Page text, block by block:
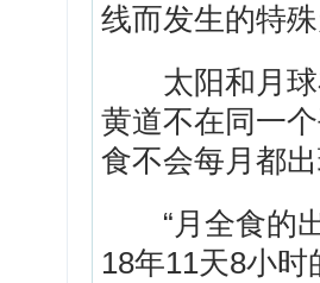
线而发生的特殊
太阳和月球
黄道不在同一
食不会每月都出
“月全食的出
18年11天8小时